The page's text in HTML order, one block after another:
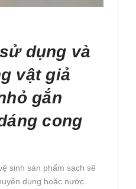
dụng và
vật giả
gắn
cong
sinh sản phẩm sạch sẽ
dụng hoặc nước